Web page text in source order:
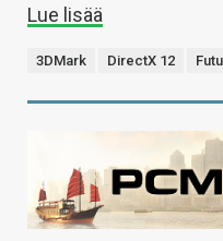
Lue lisää
3DMark DirectX 12